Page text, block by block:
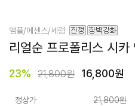
앰플/에센스/세럼
리얼순 프로폴리스 시카
23% 21,800원 16,800원
정상가 21,800원